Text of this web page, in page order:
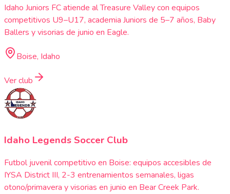
Idaho Juniors FC atiende al Treasure Valley con equipos
competitivos U9–U17, academia Juniors de 5–7 años, Baby
Ballers y visorias de junio en Eagle.
Boise, Idaho
Ver club
Idaho Legends Soccer Club
Futbol juvenil competitivo en Boise: equipos accesibles de
IYSA District III, 2-3 entrenamientos semanales, ligas
otono/primavera y visorias en junio en Bear Creek Park.